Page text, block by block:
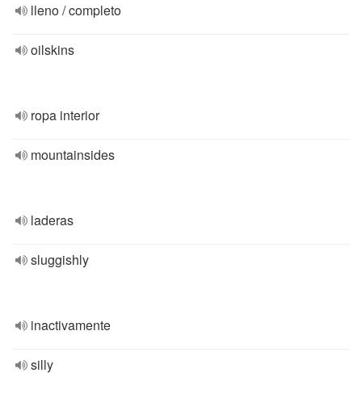
lleno / completo
oilskins
ropa interior
mountainsides
laderas
sluggishly
inactivamente
silly